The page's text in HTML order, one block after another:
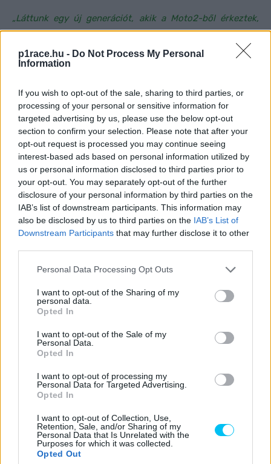
p1race.hu - Do Not Process My Personal
Information
If you wish to opt-out of the sale, sharing to third parties, or
processing of your personal or sensitive information for
targeted advertising by us, please use the below opt-out
section to confirm your selection. Please note that after your
opt-out request is processed you may continue seeing
interest-based ads based on personal information utilized by
us or personal information disclosed to third parties prior to
your opt-out. You may separately opt-out of the further
disclosure of your personal information by third parties on the
IAB’s list of downstream participants. This information may
also be disclosed by us to third parties on the IAB’s List of
Downstream Participants that may further disclose it to other
Please note that this website/app uses one or more Google
not limited to your visit or usage behaviour. You may click to
grant or deny consent to Google and its third-party tags to
use your data for below specified purposes in below Google
consent section.
Personal Data Processing Opt Outs
I want to opt-out of the Sharing of my
personal data.
Opted In
I want to opt-out of the Sale of my
Personal Data.
Opted In
I want to opt-out of processing my
Personal Data for Targeted Advertising.
Opted In
I want to opt-out of Collection, Use,
Retention, Sale, and/or Sharing of my
Personal Data that Is Unrelated with the
Purposes for which it was collected.
Opted Out